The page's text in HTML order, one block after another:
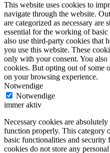
This website uses cookies to
navigate through the website.
are categorized as necessary are
essential for the working of
also use third-party cookies that
you use this website. These
only with your consent. You
cookies. But opting out of some
on your browsing experience.
Notwendige
Notwendige
immer aktiv
Necessary cookies are
function properly. This category
basic functionalities and security
cookies do not store any